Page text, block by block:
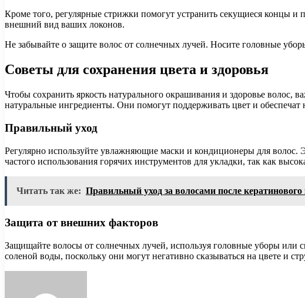
Кроме того, регулярные стрижки помогут устранить секущиеся концы
внешний вид ваших локонов.
Не забывайте о защите волос от солнечных лучей. Носите головные
Советы для сохранения цвета и здоровья
Чтобы сохранить яркость натурального окрашивания и здоровье
натуральные ингредиенты. Они помогут поддерживать цвет и обеспечат
Правильный уход
Регулярно используйте увлажняющие маски и кондиционеры для волос.
частого использования горячих инструментов для укладки, так как
Читать так же: Правильный уход за волосами после
Защита от внешних факторов
Защищайте волосы от солнечных лучей, используя головные уборы или
соленой воды, поскольку они могут негативно сказываться на цвете и